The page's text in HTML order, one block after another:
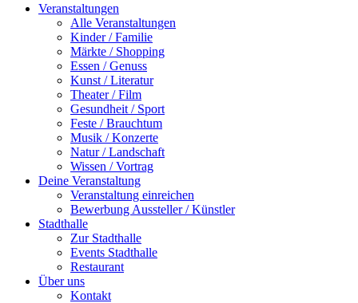
Veranstaltungen
Alle Veranstaltungen
Kinder / Familie
Märkte / Shopping
Essen / Genuss
Kunst / Literatur
Theater / Film
Gesundheit / Sport
Feste / Brauchtum
Musik / Konzerte
Natur / Landschaft
Wissen / Vortrag
Deine Veranstaltung
Veranstaltung einreichen
Bewerbung Aussteller / Künstler
Stadthalle
Zur Stadthalle
Events Stadthalle
Restaurant
Über uns
Kontakt